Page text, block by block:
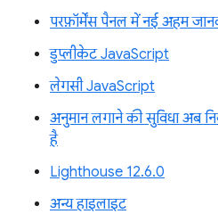
परफ़ॉर्मेंस पैनल में नई अहम
डुप्लीकेट JavaScript
लेगसी JavaScript
अनुमान लगाने की सुविधा अब
है
Lighthouse 12.6.0
अन्य हाइलाइट